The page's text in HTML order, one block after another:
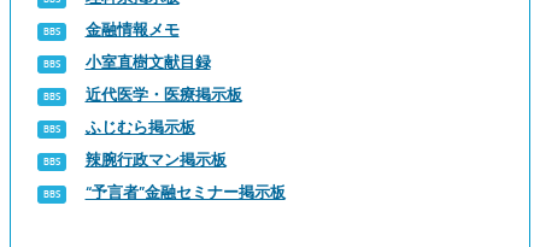
金融情報メモ
小室直樹文献目録
近代医学・医療掲示板
ふじむら掲示板
辣腕行政マン掲示板
“予言者”金融セミナー掲示板